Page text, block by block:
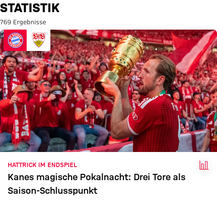
Suche: Statistik
STATISTIK
769 Ergebnisse
HATTRICK IM ENDSPIEL
Kanes magische Pokalnacht: Drei Tore als
Saison-Schlusspunkt